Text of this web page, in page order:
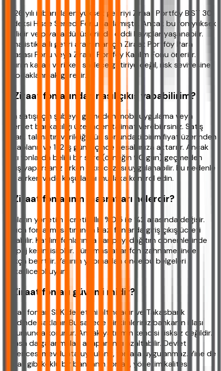
2026 yılı itibarıyla en yüksek getiriyi Ziraat Portföy BIST 30
Endeksi Hisse Senedi Fonu sağlamıştır. Ancak bu fon yüksek
risklidir ve piyasa düşüşlerinde ciddi kayıplar yaşanabilir.
Daha istikrarlı getiri arayanlar için Ziraat Portföy Para
Piyasası Fonu veya Ziraat Portföy Katılım Fonu önerilir.
Yatırım kararı verirken sadece getiriye değil, risk seviyesine
de odaklanmak gerekir.
5. Ziraat fonlarından nasıl çıkış yapabilirim?
Fon satışı için şubeye gitmeden mobil uygulama veya
internet bankacılığı üzerinden talimat verebilirsiniz. Satış
tutarı, talimatın verildiği gün sonundaki birim fiyat üzerinden
hesaplanır ve 1-2 iş günü içinde hesabınıza aktarılır. Ancak
bazı fonlarda belirli bir süre (örneğin 90 gün) geçmeden
satış yaparsanız erken çıkış cezası uygulanabilir. Bu nedenle
fon alırken vade koşullarını mutlaka kontrol edin.
6. Ziraat fonlarının masrafları nelerdir?
Fonların yönetim ücreti yıllık %0,5 ile %2 arasında değişir.
Ayrıca fon alım-satımında bazı fonlarda giriş çıkış ücreti
alınabilir. Katılım fonlarında kar payı dağıtım dönemlerinde
stopaj kesintisi olur. Tüm masraflar fon izahnamesinde
açıkça belirtilir. Yatırım yapmadan önce bu belgeleri
dikkatlice okuyun.
7. Ziraat fonları güvenli midir?
Ziraat fonları SPK denetimi altındadır ve Takasbank
nezdinde saklanır. Bu sayede birikimleriniz bankanın iflası
durumunda korunur. Ancak yatırımın kendisi risksiz değildir.
Piyasa dalgalanmaları anaparanızı azaltabilir. Devlet
güvencesi mevduata uygulanır, fonlara uygulanmaz. Yine de
Ziraat gibi köklü bir bankanın fonları, yönetim kalitesi